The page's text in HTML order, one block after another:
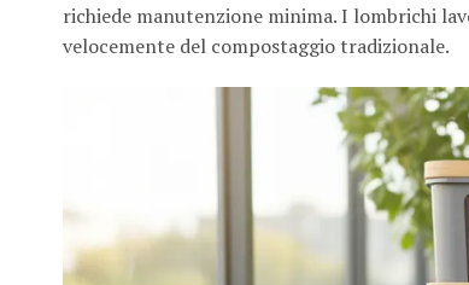
richiede manutenzione minima. I lombrichi
velocemente del compostaggio tradizionale.